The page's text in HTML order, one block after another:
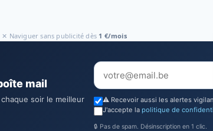
✕ Naviguer sans publicité dès 1 €/mois
mail
soir le meilleur
⚠️ Recevoir aussi les alertes
J'accepte la politique de
🔒 Pas de spam. Désinscription en 1 clic.